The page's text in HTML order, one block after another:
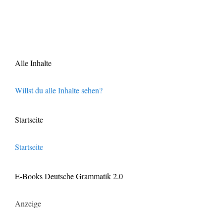
Alle Inhalte
Willst du alle Inhalte sehen?
Startseite
Startseite
E-Books Deutsche Grammatik 2.0
Anzeige